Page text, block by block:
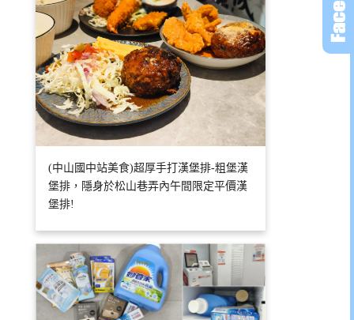
(中山國中站美食)超厚手打漢堡排-粗堡漢
堡排，隱身於松山巷弄內午間限定平價漢
堡排!